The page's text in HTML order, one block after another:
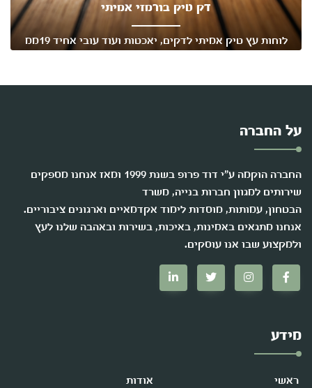
דק טיק בורמזי אמיתי
לוחות עץ טיק אמיתי לדקים, יאכטות ועוד עובי אחיד 19ממ
על החברה
החברה הוקמה ע"י דוד פרופ בשנת 1999 ומאז אנחנו מספקים
שירותים למגוון חברות בנייה, משרד
הבטחון, עמותות, מוסדות לימוד אקדמאיים וארגונים ציבוריים.
אנחנו מתגאים באמינות, באיכות, בשירות ובאהבה שלנו לעץ
ולמקצוע שבו אנו עוסקים.
מידע
ראשי
אודות